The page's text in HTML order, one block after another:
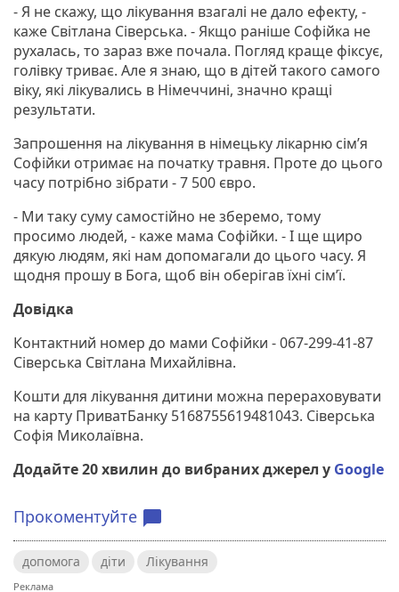
- Я не скажу, що лікування взагалі не дало ефекту, -
каже Світлана Сіверська. - Якщо раніше Софійка не
рухалась, то зараз вже почала. Погляд краще фіксує,
голівку триває. Але я знаю, що в дітей такого самого
віку, які лікувались в Німеччині, значно кращі
результати.
Запрошення на лікування в німецьку лікарню сімʼя
Софійки отримає на початку травня. Проте до цього
часу потрібно зібрати - 7 500 євро.
- Ми таку суму самостійно не зберемо, тому
просимо людей, - каже мама Софійки. - І ще щиро
дякую людям, які нам допомагали до цього часу. Я
щодня прошу в Бога, щоб він оберігав їхні сімʼї.
Довідка
Контактний номер до мами Софійки - 067-299-41-87
Сіверська Світлана Михайлівна.
Кошти для лікування дитини можна перераховувати
на карту ПриватБанку 5168755619481043. Сіверська
Софія Миколаївна.
Додайте 20 хвилин до вибраних джерел у Google
Прокоментуйте chat_bubble
допомога діти Лікування